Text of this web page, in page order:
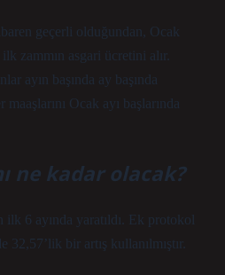
geçerli olduğundan, Ocak
ilk zammın asgari ücretini alır.
ayın başında ay başında
Ocak ayı başlarında
ne kadar olacak?
ilk 6 ayında yaratıldı. Ek protokol
32,57’lik bir artış kullanılmıştır.